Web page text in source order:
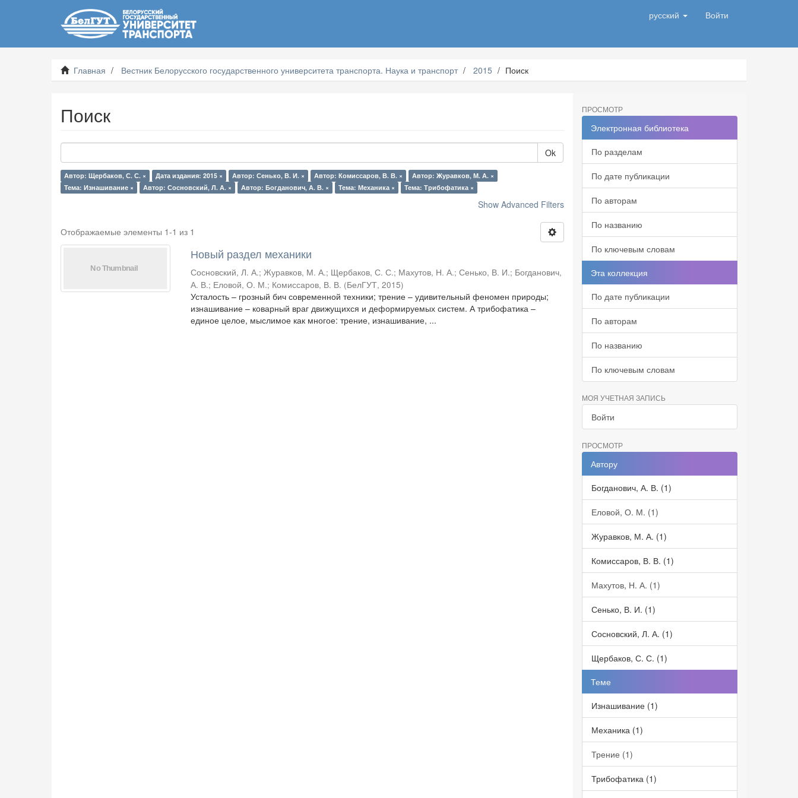
русский Войти
Главная Вестник Белорусского государственного университета транспорта. Наука и транспорт 2015 Поиск
Поиск
Ok
Автор: Щербаков, С. С. × Дата издания: 2015 × Автор: Сенько, В. И. × Автор: Комиссаров, В. В. ×
Автор: Журавков, М. А. ×
Тема: Изнашивание ×
Автор: Сосновский, Л. А. × Автор: Богданович, А. В. × Тема: Механика × Тема: Трибофатика ×
Show Advanced Filters
Отображаемые элементы 1-1 из 1
Новый раздел механики
Сосновский, Л. А.;Журавков, М. А.; Щербаков, С. С.; Махутов, Н. А.;Сенько, В. И.; Богданович,
А. В.; Еловой, О. М.; Комиссаров, В. В. (БелГУТ,2015)
Усталость – грозный бич современной техники; трение – удивительный феномен природы;
изнашивание – коварный враг движущихся и деформируемых систем. А трибофатика –
единое целое, мыслимое как многое: трение, изнашивание, ...
ПРОСМОТР
Электронная библиотека
По разделам
По дате публикации
По авторам
По названию
По ключевым словам
Эта коллекция
По дате публикации
По авторам
По названию
По ключевым словам
МОЯ УЧЕТНАЯ ЗАПИСЬ
Войти
ПРОСМОТР
Автору
Богданович, А. В. (1)
Еловой, О. М. (1)
Журавков, М. А. (1)
Комиссаров, В. В. (1)
Махутов, Н. А. (1)
Сенько, В. И. (1)
Сосновский, Л. А. (1)
Щербаков, С. С. (1)
Теме
Изнашивание (1)
Механика (1)
Трение (1)
Трибофатика (1)